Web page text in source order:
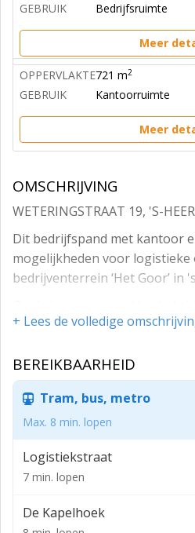
GEBRUIK Bedrijfsruimte
Meer
OPPERVLAKTE721 m2
GEBRUIK Kantoorruimte
Meer
OMSCHRIJVING
WETERINGSTRAAT 19, 'S-
Dit bedrijfspand met kantoor
mogelijkheden voor logistieke
bedrijventerrein ‘Het Goor’ in
archief/opslagruimte,
deur te bereiken via de
Op de eerste verdieping
ruimte, 2 toiletgroepen en
LOCATIE
Bedrijventerrein ‘Het Goor'
kant van de grens tussen
terrein is bereikbaar vanaf de
+ Lees de volledige
BEREIKBAARHEID
Tram, bus, metro
Max. 8 min. lopen
Logistiekstraat
7 min. lopen
De Kapelhoek